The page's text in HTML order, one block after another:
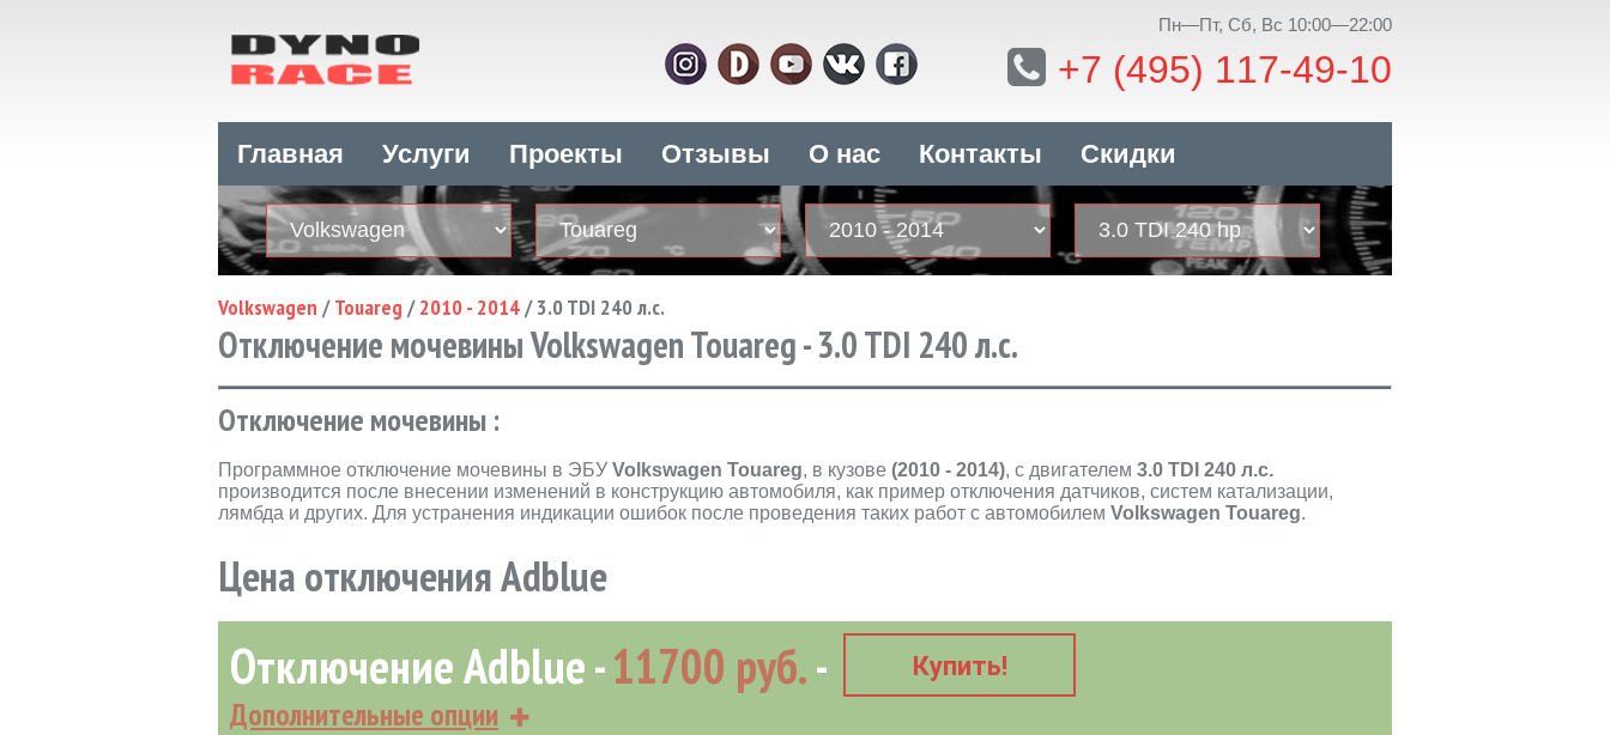
Пн—Пт, Сб, Вс 10:00—22:00
+7 (495) 117-49-10
Главная Услуги Проекты Отзывы О нас Контакты Скидки
Volkswagen /Touareg /2010 - 2014/3.0 TDI 240 л.с.
Отключение мочевины Volkswagen Touareg - 3.0 TDI 240 л.с.
Отключение мочевины :
Программное отключение мочевины в ЭБУ Volkswagen Touareg, в кузове (2010 - 2014), с двигателем 3.0 TDI 240 л.с.
производится после внесении изменений в конструкцию автомобиля, как пример отключения датчиков, систем катализации,
лямбда и других. Для устранения индикации ошибок после проведения таких работ с автомобилем Volkswagen Touareg.
Цена отключения Adblue
Отключение Adblue 11700 руб. Купить!
Дополнительные опции